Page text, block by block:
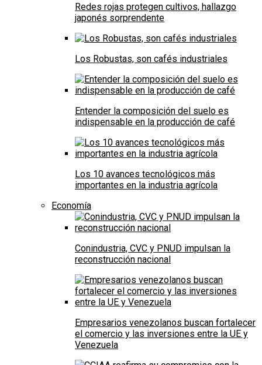
Redes rojas protegen cultivos, hallazgo
japonés sorprendente
Los Robustas, son cafés industriales
Entender la composición del suelo es
indispensable en la producción de café
Los 10 avances tecnológicos más
importantes en la industria agrícola
Economía
Conindustria, CVC y PNUD impulsan la
reconstrucción nacional
Empresarios venezolanos buscan fortalecer
el comercio y las inversiones entre la UE y
Venezuela